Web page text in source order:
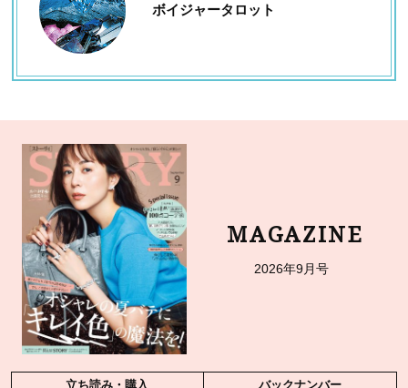
ボイジャータロット
MAGAZINE
2026年9月号
立ち読み・購入 バックナンバー